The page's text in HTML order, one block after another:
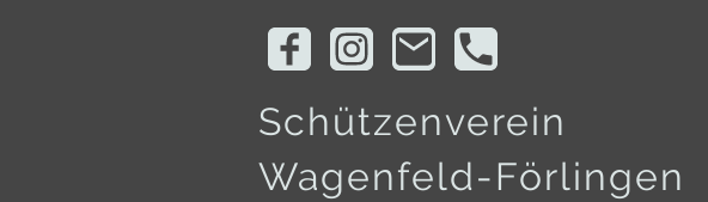
Schützenverein
Wagenfeld-Förlingen